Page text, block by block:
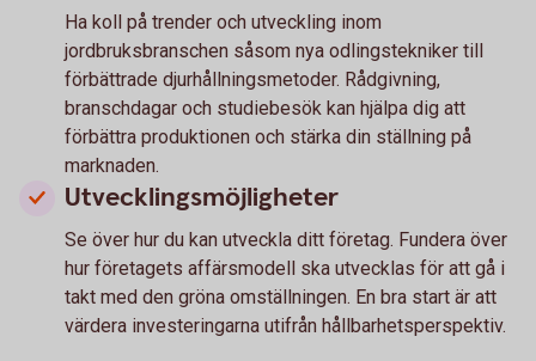
Ha koll på trender och utveckling inom
jordbruksbranschen såsom nya odlingstekniker till
förbättrade djurhållningsmetoder. Rådgivning,
branschdagar och studiebesök kan hjälpa dig att
förbättra produktionen och stärka din ställning på
marknaden.
Utvecklingsmöjligheter
Se över hur du kan utveckla ditt företag. Fundera över
hur företagets affärsmodell ska utvecklas för att gå i
takt med den gröna omställningen. En bra start är att
värdera investeringarna utifrån hållbarhetsperspektiv.